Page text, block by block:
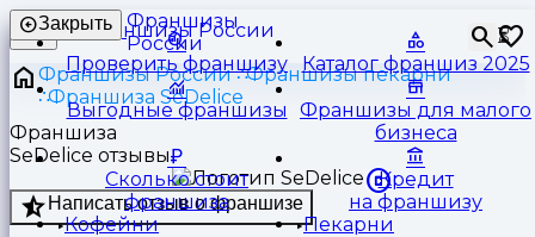
Франшизы
России
⏳
Закрыть
Проверить франшизу Каталог франшиз 2025
Выгодные франшизы
Франшизы для малого
бизнеса
Сколько стоит
франшиза
Кредит
на франшизу
Кофейни
Пекарни
Франшизы России
Франшизы пекарни
Франшиза SeDelice
Франшиза
SeDelice отзывы
Написать отзыв о франшизе